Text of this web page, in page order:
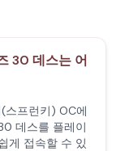
30 데스는 어
스프런키) OC에
데스를 플레이
게 접속할 수 있